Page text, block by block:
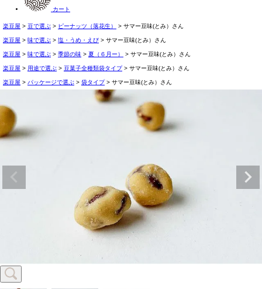
カート
楽豆屋 豆で選ぶ ピーナッツ（落花生） サマー豆味(とみ）さん
楽豆屋 味で選ぶ 塩・うめ・えび サマー豆味(とみ）さん
楽豆屋 味で選ぶ 季節の味 夏（６月ー） サマー豆味(とみ）さん
楽豆屋 用途で選ぶ 豆菓子全種類袋タイプ サマー豆味(とみ）さん
楽豆屋 パッケージで選ぶ 袋タイプ サマー豆味(とみ）さん